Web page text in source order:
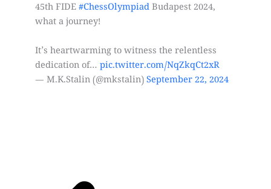
45th FIDE #ChessOlympiadBudapest 2024,
what a journey!
It’s heartwarming to witness the relentless
dedication of… pic.twitter.com/NqZkqCt2xR
— M.K.Stalin (@mkstalin) September 22, 2024